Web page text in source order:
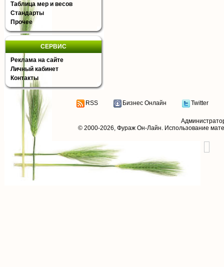
Таблица мер и весов
Стандарты
Прочее
СЕРВИС
Реклама на сайте
Личный кабинет
Контакты
RSS Бизнес Онлайн Twitter
© 2000-2026, Фураж Он-Лайн. Использование